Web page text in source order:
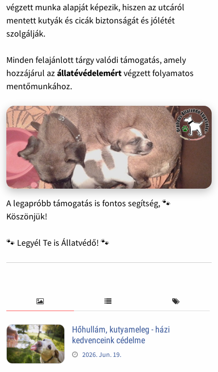
végzett munka alapját képezik, hiszen az utcáról
mentett kutyák és cicák biztonságát és jólétét
szolgálják.
Minden felajánlott tárgy valódi támogatás, amely
hozzájárul azállatévédelemértvégzett folyamatos
mentőmunkához.
A legapróbb támogatás is fontos segítség, 🐾
Köszönjük!
🐾 Legyél Te is Állatvédő! 🐾
Hőhullám, kutyameleg - házi
kedvenceink cédelme
2026. Jun. 19.